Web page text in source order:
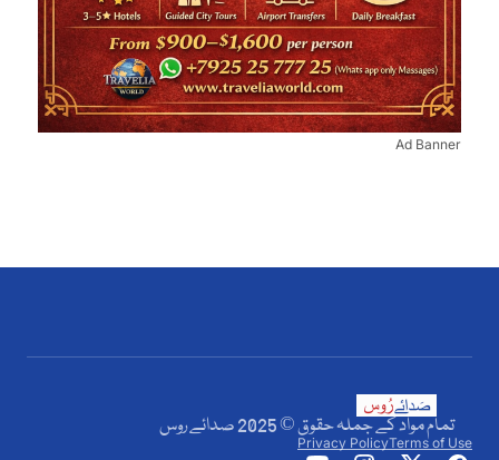
Ad Banner
تمام مواد کے جملہ حقوق © 2025 صدائے روس
Terms of Use
Privacy Policy